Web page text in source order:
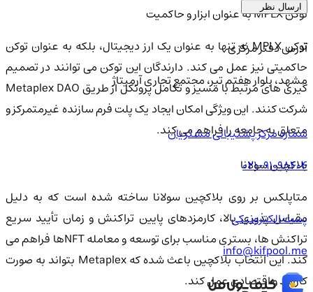
توکن MPLX به عنوان ابزار و حاکمیت
توکن MPLX نه تنها به عنوان یک ارز دیجیتال، بلکه به عنوان توکن
حاکمیتی نیز عمل می کند. دارندگان این توکن می توانند در تصمیم
گیری های مرتبط با مسیر و تکامل پروتکل از طریق Metaplex DAO
شرکت کنند. این ویژگی امکان ایجاد یک پلت فرم سازنده غیرمتمرکز و
متعلق به جامعه را فراهم می کند.
بلاکچین سولانا
متاپلکس بر روی بلاکچین سولانا ساخته شده است که به دلیل
مقیاس پذیری بالا، کارمزدهای پایین تراکنش و زمان تأیید سریع
تراکنش ها، بستری مناسب برای توسعه و معامله NFTها فراهم می
کند. این انتخاب بلاکچین باعث شده که Metaplex بتواند به صورت
کارآمد و اقتصادی عمل کند.
ارسال نظر
آدرس دفتر مرکزی
مشهد، بلوار هفتم تیر، مجتمع تجاری آرمیتاژ
شماره مرکز پشتیبانی مشتریان
021-91098404
پست الکترونیکی
info@kifpool.me